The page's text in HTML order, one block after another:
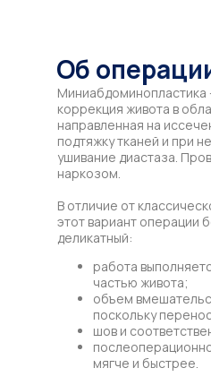
Об
Миниабдоминопластика
коррекция живота в
направленная на
подтяжку тканей и при
ушивание диастаза.
наркозом.
В отличие от
этот вариант операции
деликатный:
работа
частью живота;
объем
поскольку
шов и
мягче и быстрее.